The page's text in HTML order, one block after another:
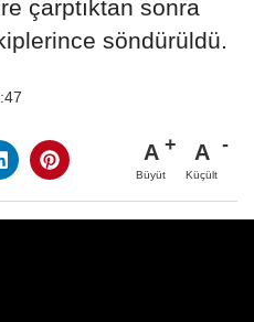
çarptıktan sonra
söndürüldü.
A
Büyüt
A
Küçült